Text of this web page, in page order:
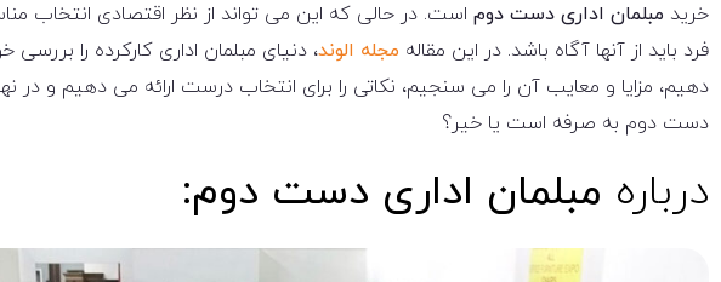
خرید مبلمان اداری دست دوم است. در حالی که این می تواند از نظر اقتصادی انتخاب
فرد باید از آنها آگاه باشد. در این مقاله مجله الوند، دنیای مبلمان اداری کارکرده را
دهیم، مزایا و معایب آن را می سنجیم، نکاتی را برای انتخاب درست ارائه می دهیم و در
دست دوم به صرفه است یا خیر؟
درباره مبلمان اداری دست دوم: